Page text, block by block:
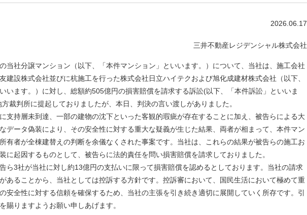
2026.06.17
三井不動産レジデンシャル株式会社
当社分譲マンション（以下、「本件マンション」といいます。）について、当社は、施工会社
建設株式会社並びに杭施工を行った株式会社日立ハイテクおよび旭化成建材株式会社（以下、
いいます。）に対し、総額約505億円の損害賠償を請求する訴訟(以下、「本件訴訟」といいま
裁判所に提起しておりましたが、本日、判決の言い渡しがありました。
支持層未到達、一部の建物の沈下といった客観的瑕疵が存在することに加え、被告らによる大
データ偽装により、その安全性に対する重大な疑義が生じた結果、両者が相まって、本件マン
有者が全棟建替えの判断を余儀なくされた事案です。当社は、これらの結果が被告らの施工お
に起因するものとして、被告らに法的責任を問い損害賠償を請求しておりました。
ら3社が当社に対し約13億円の支払いに限って損害賠償を認めるとしております。当社の請求
あることから、当社としては控訴する方針です。控訴審において、国民生活において極めて重
安全性に対する信頼を確保するため、当社の主張を引き続き適切に展開していく所存です。引
賜りますようお願い申しあげます。